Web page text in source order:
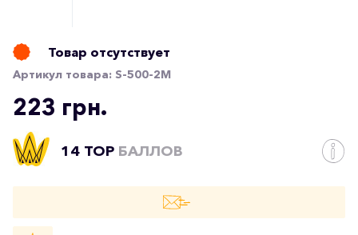
Товар отсутствует
Артикул товара: S-500-2M
223 грн.
14 TOP БАЛЛОВ